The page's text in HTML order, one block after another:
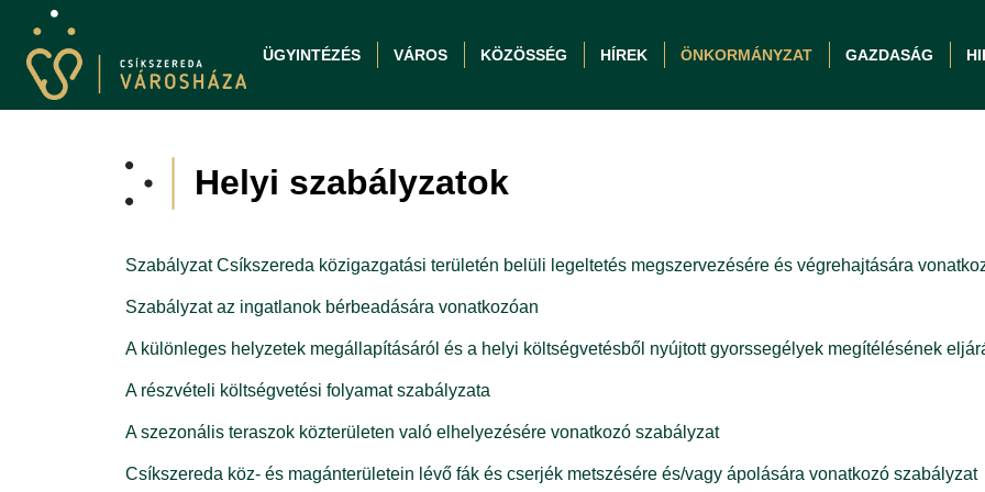
ÜGYINTÉZÉS VÁROS KÖZÖSSÉG HÍREK ÖNKORMÁNYZAT GAZDASÁG
Helyi szabályzatok
Szabályzat Csíkszereda közigazgatási területén belüli legeltetés megszervezésére és végrehajtására
Szabályzat az ingatlanok bérbeadására vonatkozóan
A különleges helyzetek megállapításáról és a helyi költségvetésből nyújtott gyorssegélyek megítélésének
A részvételi költségvetési folyamat szabályzata
A szezonális teraszok közterületen való elhelyezésére vonatkozó szabályzat
Csíkszereda köz- és magánterületein lévő fák és cserjék metszésére és/vagy ápolására vonatkozó szabályzat